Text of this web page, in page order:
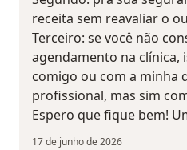
receita sem reavaliar o
Terceiro: se você não
agendamento na clínica,
comigo ou com a minha
profissional, mas sim
Espero que fique bem!
17 de junho de 2026